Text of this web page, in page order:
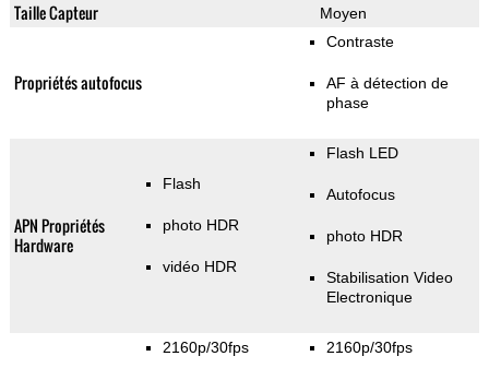
Taille Capteur Moyen
Propriétés autofocus
Contraste
AF à détection de
phase
APN Propriétés
Hardware
Flash
photo HDR
vidéo HDR
Flash LED
Autofocus
photo HDR
Stabilisation Video
Electronique
2160p/30fps 2160p/30fps